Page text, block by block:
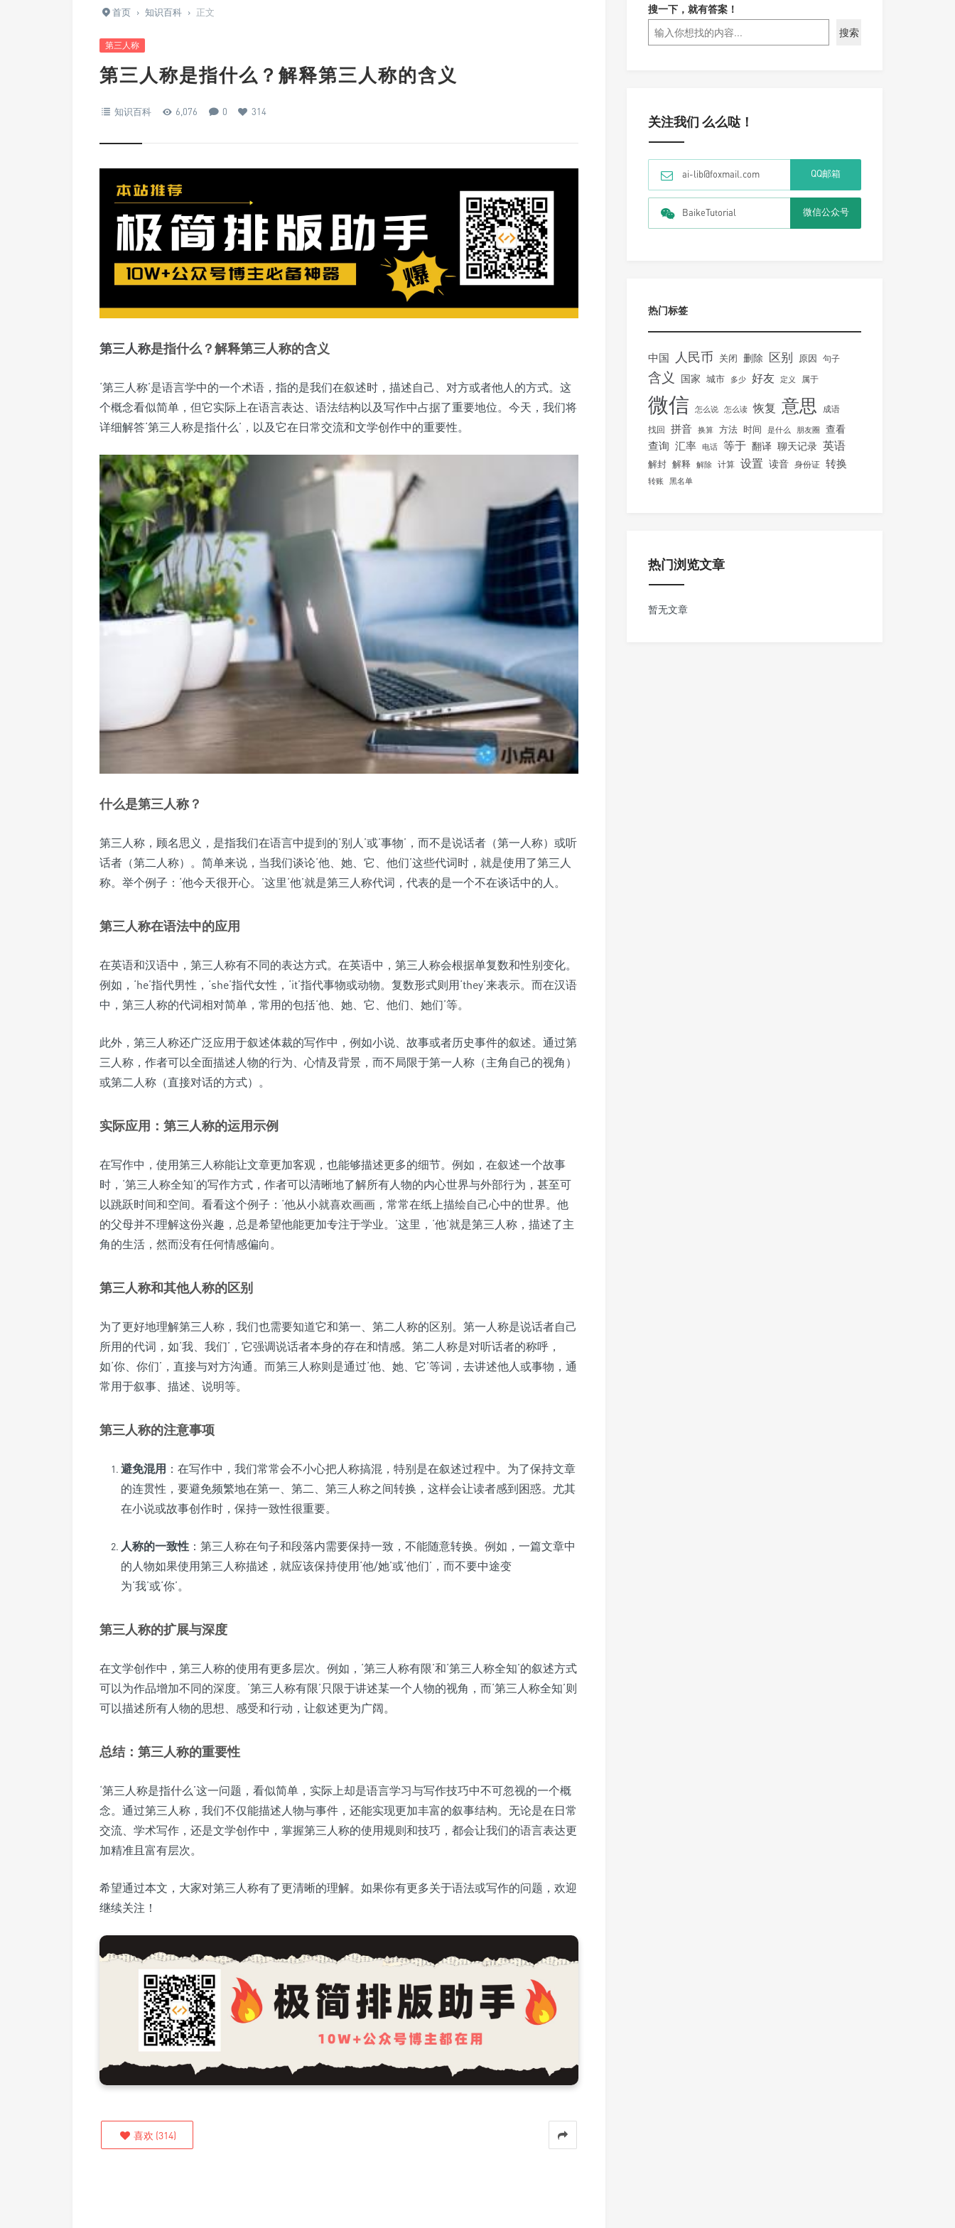
首页 › 知识百科 › 正文
第三人称
第三人称是指什么？解释第三人称的含义
知识百科 6,076 0 314
第三人称是指什么？解释第三人称的含义
‘第三人称’是语言学中的一个术语，指的是我们在叙述时，描述自己、对方或者他人的方式。这
个概念看似简单，但它实际上在语言表达、语法结构以及写作中占据了重要地位。今天，我们将
详细解答‘第三人称是指什么’，以及它在日常交流和文学创作中的重要性。
什么是第三人称？
第三人称，顾名思义，是指我们在语言中提到的‘别人’或‘事物’，而不是说话者（第一人称）或听
话者（第二人称）。简单来说，当我们谈论‘他、她、它、他们’这些代词时，就是使用了第三人
称。举个例子：‘他今天很开心。’这里‘他’就是第三人称代词，代表的是一个不在谈话中的人。
第三人称在语法中的应用
在英语和汉语中，第三人称有不同的表达方式。在英语中，第三人称会根据单复数和性别变化。
例如，‘he’指代男性，‘she’指代女性，‘it’指代事物或动物。复数形式则用‘they’来表示。而在汉语
中，第三人称的代词相对简单，常用的包括‘他、她、它、他们、她们’等。
此外，第三人称还广泛应用于叙述体裁的写作中，例如小说、故事或者历史事件的叙述。通过第
三人称，作者可以全面描述人物的行为、心情及背景，而不局限于第一人称（主角自己的视角）
或第二人称（直接对话的方式）。
实际应用：第三人称的运用示例
在写作中，使用第三人称能让文章更加客观，也能够描述更多的细节。例如，在叙述一个故事
时，‘第三人称全知’的写作方式，作者可以清晰地了解所有人物的内心世界与外部行为，甚至可
以跳跃时间和空间。看看这个例子：‘他从小就喜欢画画，常常在纸上描绘自己心中的世界。他
的父母并不理解这份兴趣，总是希望他能更加专注于学业。’这里，‘他’就是第三人称，描述了主
角的生活，然而没有任何情感偏向。
第三人称和其他人称的区别
为了更好地理解第三人称，我们也需要知道它和第一、第二人称的区别。第一人称是说话者自己
所用的代词，如‘我、我们’，它强调说话者本身的存在和情感。第二人称是对听话者的称呼，
如‘你、你们’，直接与对方沟通。而第三人称则是通过‘他、她、它’等词，去讲述他人或事物，通
常用于叙事、描述、说明等。
第三人称的注意事项
避免混用 ：在写作中，我们常常会不小心把人称搞混，特别是在叙述过程中。为了保持文章
的连贯性，要避免频繁地在第一、第二、第三人称之间转换，这样会让读者感到困惑。尤其
在小说或故事创作时，保持一致性很重要。
人称的一致性 ：第三人称在句子和段落内需要保持一致，不能随意转换。例如，一篇文章中
的人物如果使用第三人称描述，就应该保持使用‘他/她’或‘他们’，而不要中途变
为‘我’或‘你’。
第三人称的扩展与深度
在文学创作中，第三人称的使用有更多层次。例如，‘第三人称有限’和‘第三人称全知’的叙述方式
可以为作品增加不同的深度。‘第三人称有限’只限于讲述某一个人物的视角，而‘第三人称全知’则
可以描述所有人物的思想、感受和行动，让叙述更为广阔。
总结：第三人称的重要性
‘第三人称是指什么’这一问题，看似简单，实际上却是语言学习与写作技巧中不可忽视的一个概
念。通过第三人称，我们不仅能描述人物与事件，还能实现更加丰富的叙事结构。无论是在日常
交流、学术写作，还是文学创作中，掌握第三人称的使用规则和技巧，都会让我们的语言表达更
加精准且富有层次。
希望通过本文，大家对第三人称有了更清晰的理解。如果你有更多关于语法或写作的问题，欢迎
继续关注！
喜欢 (314)
搜一下，就有答案！
搜索
关注我们 么么哒！
ai-lib@foxmail.com QQ邮箱
BaikeTutorial 微信公众号
热门标签
中国 人民币 关闭 删除 区别 原因 句子
含义 国家 城市 多少 好友 定义 属于
微信 怎么说 怎么读 恢复 意思 成语
找回 拼音 换算 方法 时间 是什么 朋友圈 查看
查询 汇率 电话 等于 翻译 聊天记录 英语
解封 解释 解除 计算 设置 读音 身份证 转换
转账 黑名单
热门浏览文章
暂无文章